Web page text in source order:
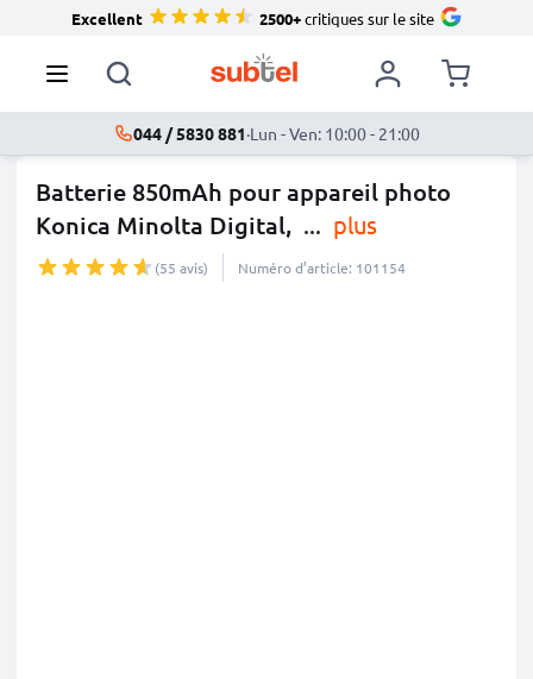
Excellent 2500+critiques sur le site
044 / 5830 881·Lun - Ven: 10:00 - 21:00
Batterie 850mAh pour appareil photo
Konica Minolta Digital, ... plus
(55 avis) Numéro d’article: 101154